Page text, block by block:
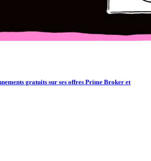
gratuits sur ses offres Prime Broker et